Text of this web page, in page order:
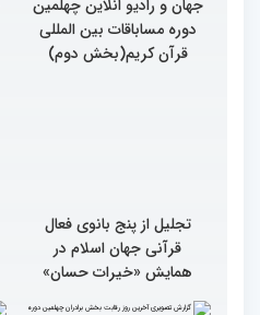
جهان و رادیو انلاین چهلمین
دوره مساباقات بین المللی
قرآن کریم(بخش دوم)
تجلیل از پنج بانوی فعال
قرآنی جهان اسلام در
همایش «خیرات حسان»